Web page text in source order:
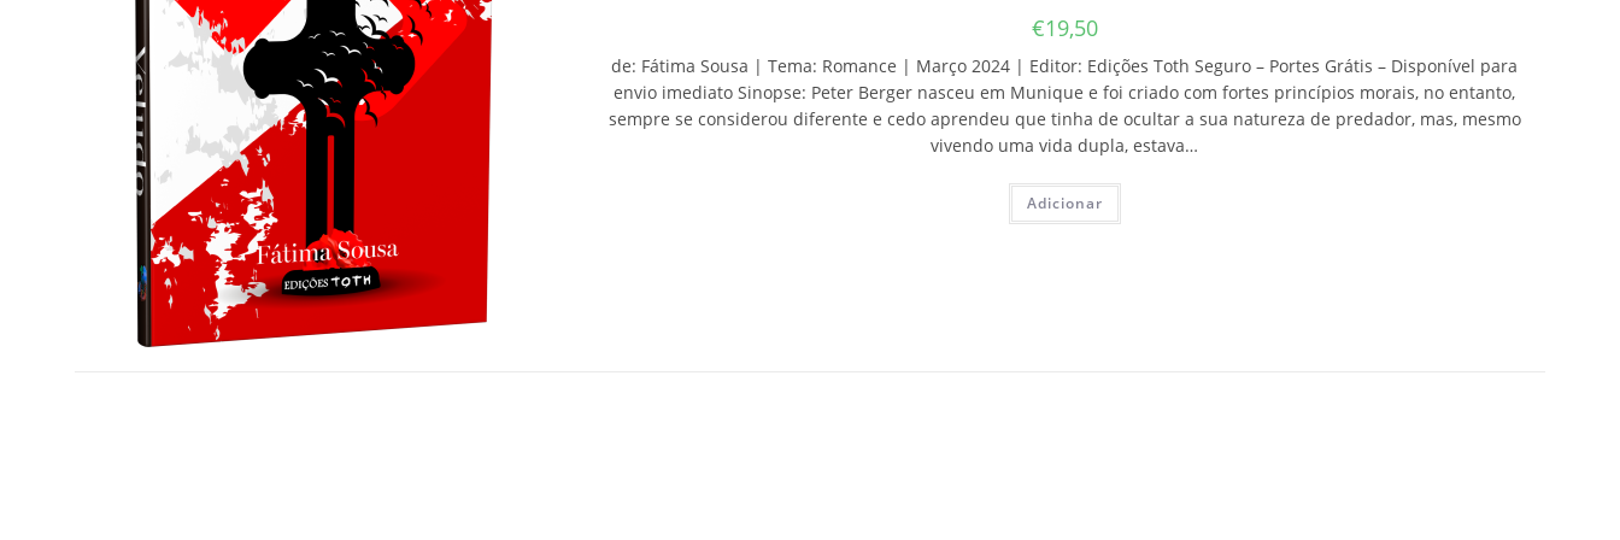
€19,50
de: Fátima Sousa | Tema: Romance | Março 2024 | Editor: Edições Toth Seguro – Portes Grátis – Disponível para
envio imediato Sinopse: Peter Berger nasceu em Munique e foi criado com fortes princípios morais, no entanto,
sempre se considerou diferente e cedo aprendeu que tinha de ocultar a sua natureza de predador, mas, mesmo
vivendo uma vida dupla, estava…
Adicionar